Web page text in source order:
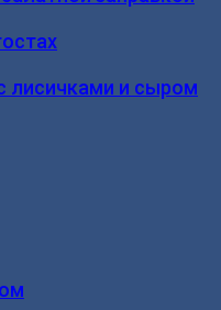
лисичками и сыром